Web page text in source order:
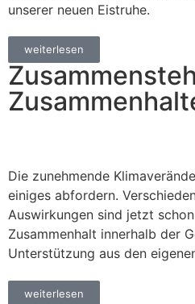
unserer neuen Eistruhe.
weiterlesen
Die zunehmende
einiges abfordern.
Auswirkungen sind jetzt
Zusammenhalt innerhalb der
Unterstützung aus den
weiterlesen